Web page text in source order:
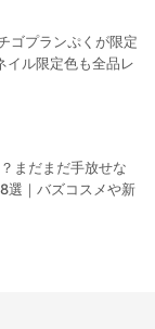
ゴプランぷくが限定
イル限定色も全品レ
まだまだ手放せな
選｜バズコスメや新